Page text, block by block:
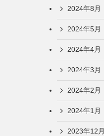
2024年8月
2024年5月
2024年4月
2024年3月
2024年2月
2024年1月
2023年12月